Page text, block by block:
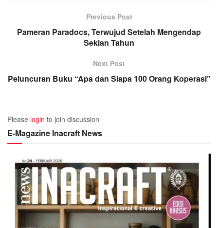
Previous Post
Pameran Paradocs, Terwujud Setelah Mengendap
Sekian Tahun
Next Post
Peluncuran Buku “Apa dan Siapa 100 Orang Koperasi”
Please login to join discussion
E-Magazine Inacraft News